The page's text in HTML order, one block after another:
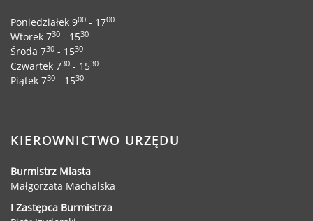
KONTAKT
Dane adresowe, wydziały i sprawy
Poniedziałek 900 - 1700
Wtorek 730 - 1530
Środa 730 - 1530
Czwartek 730 - 1530
Piątek 730 - 1530
KIEROWNICTWO URZĘDU
Burmistrz Miasta
Małgorzata Machalska
I Zastępca Burmistrza